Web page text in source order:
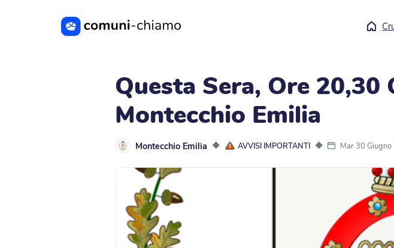
Vai al contenuto principale
Questa Sera, Ore 20,30
Montecchio Emilia
Montecchio Emilia ◆ AVVISI IMPORTANTI ◆ Mar 30